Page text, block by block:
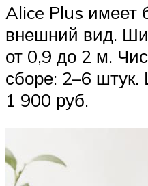
Alice Plus имеет
внешний вид.
от 0,9 до 2 м.
сборе: 2–6
1 900 руб.